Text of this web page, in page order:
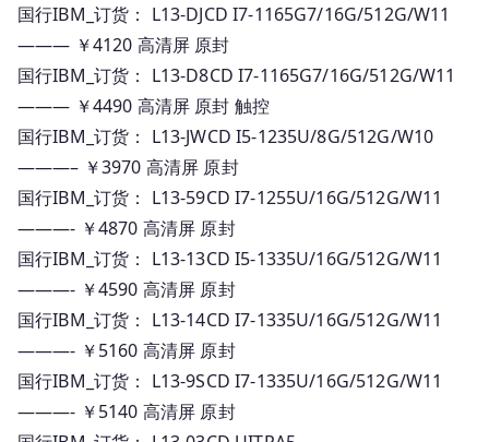
货
全
系
列
报
价
国行IBM_订货： L13-DJCD I7-1165G7/16G/512G/W11
——— ￥4120 高清屏 原封
国行IBM_订货： L13-D8CD I7-1165G7/16G/512G/W11
——— ￥4490 高清屏 原封 触控
国行IBM_订货： L13-JWCD I5-1235U/8G/512G/W10
———– ￥3970 高清屏 原封
国行IBM_订货： L13-59CD I7-1255U/16G/512G/W11
———- ￥4870 高清屏 原封
国行IBM_订货： L13-13CD I5-1335U/16G/512G/W11
———- ￥4590 高清屏 原封
国行IBM_订货： L13-14CD I7-1335U/16G/512G/W11
———- ￥5160 高清屏 原封
国行IBM_订货： L13-9SCD I7-1335U/16G/512G/W11
———- ￥5140 高清屏 原封